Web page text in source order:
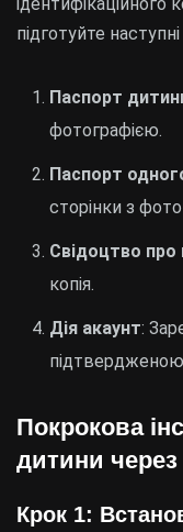
підготуйте
Паспорт
фотографією.
Паспорт
сторінки з
Свідоцтво
копія.
Дія акаунт:
Покрокова
дитини
Крок 1: